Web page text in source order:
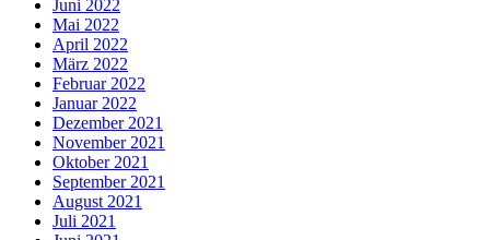
Juni 2022
Mai 2022
April 2022
März 2022
Februar 2022
Januar 2022
Dezember 2021
November 2021
Oktober 2021
September 2021
August 2021
Juli 2021